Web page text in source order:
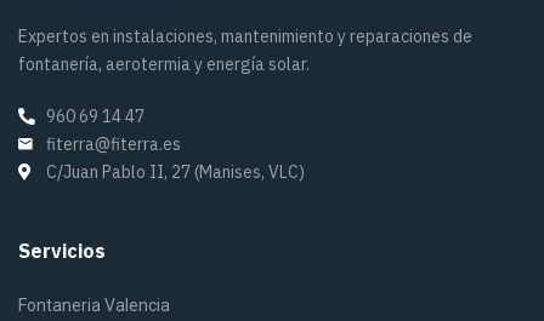
Expertos en instalaciones, mantenimiento y reparaciones de
fontanería, aerotermia y energía solar.
960 69 14 47
fiterra@fiterra.es
C/Juan Pablo II, 27 (Manises, VLC)
Servicios
Fontaneria Valencia